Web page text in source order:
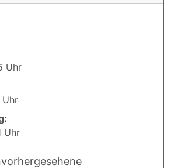
Uhr
Uhr
Uhr